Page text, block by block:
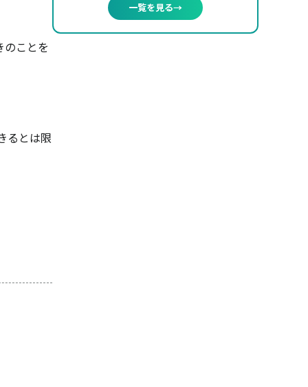
ことを
るとは限
一覧を見る→